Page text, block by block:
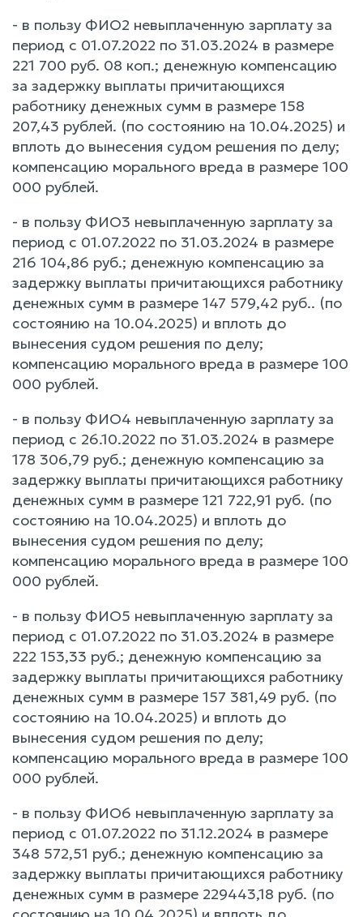
- в пользу ФИО2 невыплаченную зарплату за
период с 01.07.2022 по 31.03.2024 в размере
221 700 руб. 08 коп.; денежную компенсацию
за задержку выплаты причитающихся
работнику денежных сумм в размере 158
207,43 рублей. (по состоянию на 10.04.2025) и
вплоть до вынесения судом решения по делу;
компенсацию морального вреда в размере 100
000 рублей.
- в пользу ФИО3 невыплаченную зарплату за
период с 01.07.2022 по 31.03.2024 в размере
216 104,86 руб.; денежную компенсацию за
задержку выплаты причитающихся работнику
денежных сумм в размере 147 579,42 руб.. (по
состоянию на 10.04.2025) и вплоть до
вынесения судом решения по делу;
компенсацию морального вреда в размере 100
000 рублей.
- в пользу ФИО4 невыплаченную зарплату за
период с 26.10.2022 по 31.03.2024 в размере
178 306,79 руб.; денежную компенсацию за
задержку выплаты причитающихся работнику
денежных сумм в размере 121 722,91 руб. (по
состоянию на 10.04.2025) и вплоть до
вынесения судом решения по делу;
компенсацию морального вреда в размере 100
000 рублей.
- в пользу ФИО5 невыплаченную зарплату за
период с 01.07.2022 по 31.03.2024 в размере
222 153,33 руб.; денежную компенсацию за
задержку выплаты причитающихся работнику
денежных сумм в размере 157 381,49 руб. (по
состоянию на 10.04.2025) и вплоть до
вынесения судом решения по делу;
компенсацию морального вреда в размере 100
000 рублей.
- в пользу ФИО6 невыплаченную зарплату за
период с 01.07.2022 по 31.12.2024 в размере
348 572,51 руб.; денежную компенсацию за
задержку выплаты причитающихся работнику
денежных сумм в размере 229443,18 руб. (по